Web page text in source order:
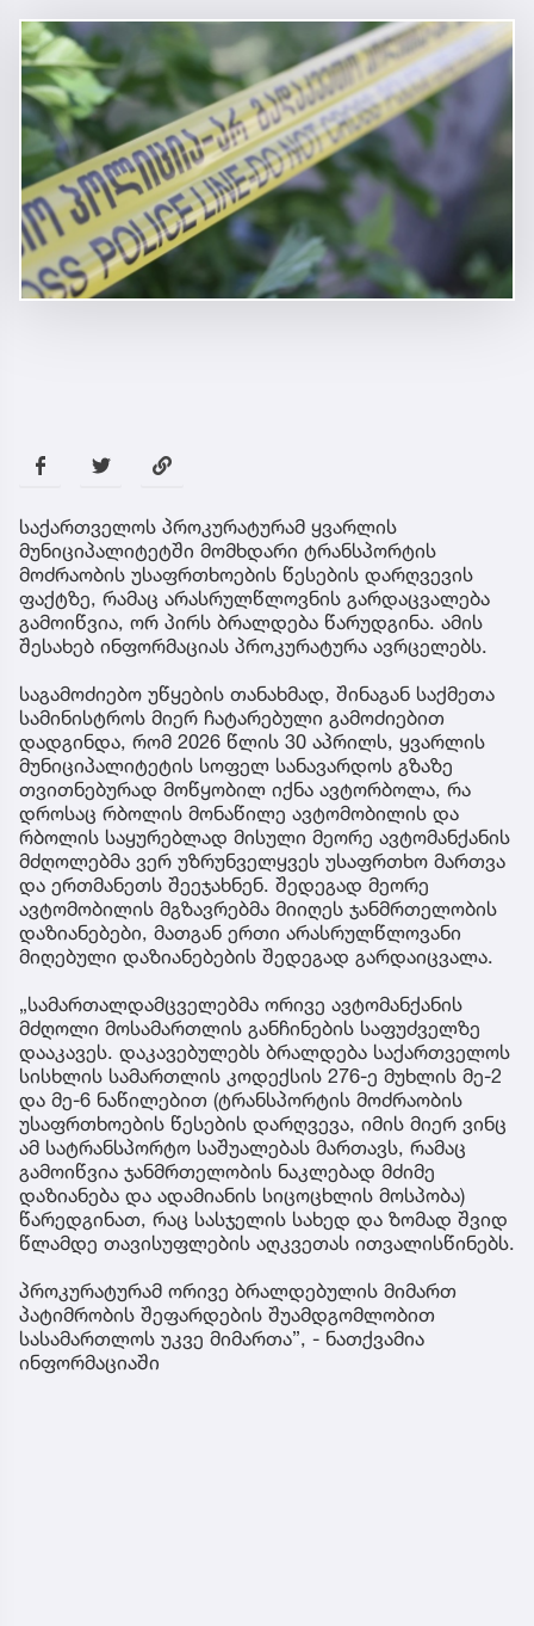
საქართველოს პროკურატურამ ყვარლის
მუნიციპალიტეტში მომხდარი ტრანსპორტის
მოძრაობის უსაფრთხოების წესების დარღვევის
ფაქტზე, რამაც არასრულწლოვნის გარდაცვალება
გამოიწვია, ორ პირს ბრალდება წარუდგინა. ამის
შესახებ ინფორმაციას პროკურატურა ავრცელებს.
საგამოძიებო უწყების თანახმად, შინაგან საქმეთა
სამინისტროს მიერ ჩატარებული გამოძიებით
დადგინდა, რომ 2026 წლის 30 აპრილს, ყვარლის
მუნიციპალიტეტის სოფელ სანავარდოს გზაზე
თვითნებურად მოწყობილ იქნა ავტორბოლა, რა
დროსაც რბოლის მონაწილე ავტომობილის და
რბოლის საყურებლად მისული მეორე ავტომანქანის
მძღოლებმა ვერ უზრუნველყვეს უსაფრთხო მართვა
და ერთმანეთს შეეჯახნენ. შედეგად მეორე
ავტომობილის მგზავრებმა მიიღეს ჯანმრთელობის
დაზიანებები, მათგან ერთი არასრულწლოვანი
მიღებული დაზიანებების შედეგად გარდაიცვალა.
„სამართალდამცველებმა ორივე ავტომანქანის
მძღოლი მოსამართლის განჩინების საფუძველზე
დააკავეს. დაკავებულებს ბრალდება საქართველოს
სისხლის სამართლის კოდექსის 276-ე მუხლის მე-2
და მე-6 ნაწილებით (ტრანსპორტის მოძრაობის
უსაფრთხოების წესების დარღვევა, იმის მიერ ვინც
ამ სატრანსპორტო საშუალებას მართავს, რამაც
გამოიწვია ჯანმრთელობის ნაკლებად მძიმე
დაზიანება და ადამიანის სიცოცხლის მოსპობა)
წარედგინათ, რაც სასჯელის სახედ და ზომად შვიდ
წლამდე თავისუფლების აღკვეთას ითვალისწინებს.
პროკურატურამ ორივე ბრალდებულის მიმართ
პატიმრობის შეფარდების შუამდგომლობით
სასამართლოს უკვე მიმართა”, - ნათქვამია
ინფორმაციაში